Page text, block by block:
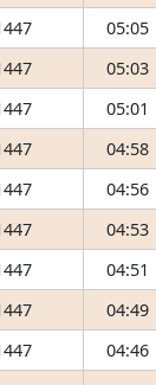
05:05
05:03
05:01
04:58
04:56
04:53
04:51
04:49
04:46